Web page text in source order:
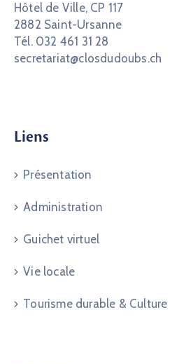
Hôtel de Ville, CP 117
2882 Saint-Ursanne
Tél. 032 461 31 28
secretariat@closdudoubs.ch
Liens
Présentation
Administration
Guichet virtuel
Vie locale
Tourisme durable & Culture